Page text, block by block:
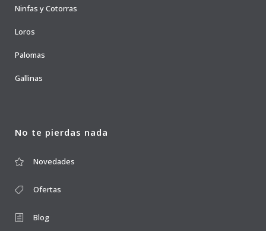
Ninfas y Cotorras
Loros
Palomas
Gallinas
No te pierdas nada
Novedades
Ofertas
Blog